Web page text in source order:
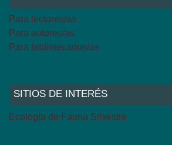
Para lectores/as
Para autores/as
Para bibliotecarios/as
SITIOS DE INTERÉS
Ecología de Fauna Silvestre